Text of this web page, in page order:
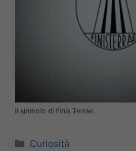
Il simbolo di Finis Terrae.
Categorie
Curiosità